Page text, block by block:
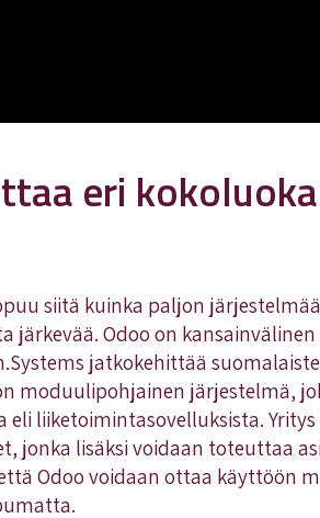
eri
siitä kuinka paljon
järkevää. Odoo on kansainvälinen
jatkokehittää
moduulipohjainen järjestelmä,
liiketoimintasovelluksista.
jonka lisäksi voidaan toteuttaa
Odoo voidaan ottaa käyttöön